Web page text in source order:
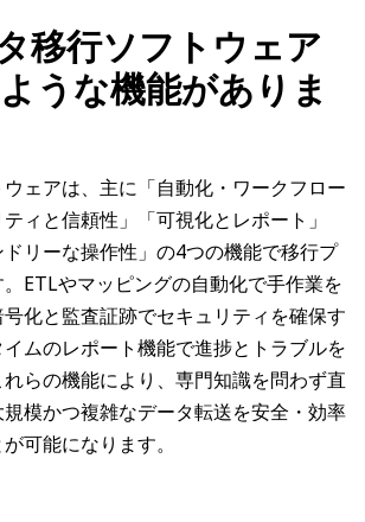
移行ソフトウェア
うな機能がありま
ェアは、主に「自動化・ワークフロー
ィと信頼性」「可視化とレポート」
ドリーな操作性」の4つの機能で移行プ
ETLやマッピングの自動化で手作業を
化と監査証跡でセキュリティを確保す
ムのレポート機能で進捗とトラブルを
らの機能により、専門知識を問わず直
模かつ複雑なデータ転送を安全・効率
可能になります。